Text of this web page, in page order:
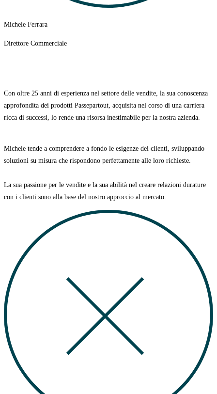
Michele Ferrara
Direttore Commerciale
Con oltre 25 anni di esperienza nel settore delle vendite, la sua conoscenza
approfondita dei prodotti Passepartout, acquisita nel corso di una carriera
ricca di successi, lo rende una risorsa inestimabile per la nostra azienda.
Michele tende a comprendere a fondo le esigenze dei clienti, sviluppando
soluzioni su misura che rispondono perfettamente alle loro richieste.
La sua passione per le vendite e la sua abilità nel creare relazioni durature
con i clienti sono alla base del nostro approccio al mercato.